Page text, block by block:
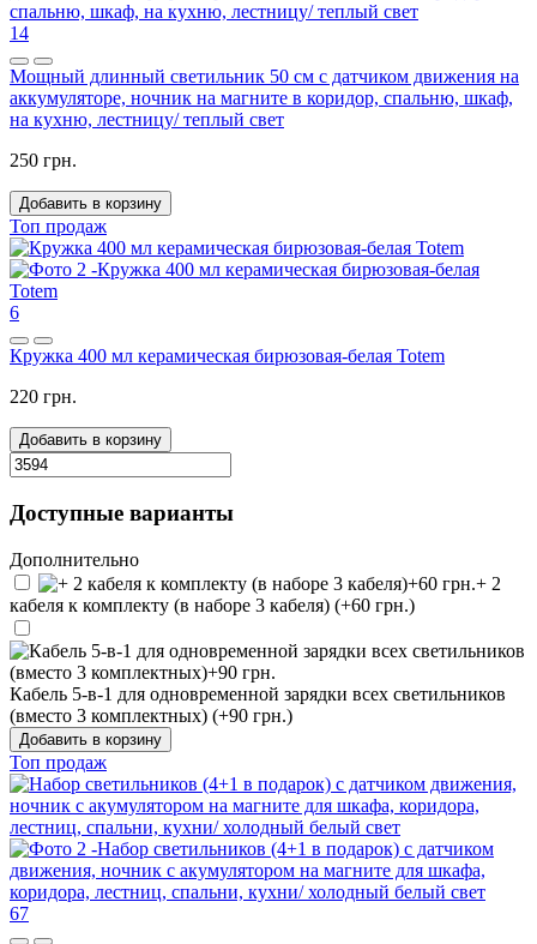
14
Мощный длинный светильник 50 см с датчиком движения на
аккумуляторе, ночник на магните в коридор, спальню, шкаф,
на кухню, лестницу/ теплый свет
250 грн.
Добавить в корзину
Топ продаж
6
Кружка 400 мл керамическая бирюзовая-белая Totem
220 грн.
Добавить в корзину
Доступные варианты
Дополнительно
+ 2
кабеля к комплекту (в наборе 3 кабеля) (+60 грн.)
Кабель 5-в-1 для одновременной зарядки всех светильников
(вместо 3 комплектных) (+90 грн.)
Добавить в корзину
Топ продаж
67